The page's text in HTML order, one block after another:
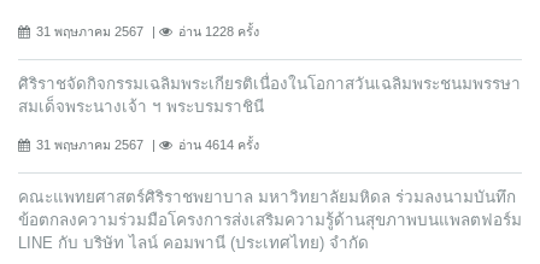
31 พฤษภาคม 2567 อ่าน 1228 ครั้ง
ศิริราชจัดกิจกรรมเฉลิมพระเกียรติเนื่องในโอกาสวันเฉลิมพระชนมพรรษา
สมเด็จพระนางเจ้า ฯ พระบรมราชินี
31 พฤษภาคม 2567 อ่าน 4614 ครั้ง
คณะแพทยศาสตร์ศิริราชพยาบาล มหาวิทยาลัยมหิดล ร่วมลงนามบันทึก
ข้อตกลงความร่วมมือโครงการส่งเสริมความรู้ด้านสุขภาพบนแพลตฟอร์ม
LINE กับ บริษัท ไลน์ คอมพานี (ประเทศไทย) จํากัด